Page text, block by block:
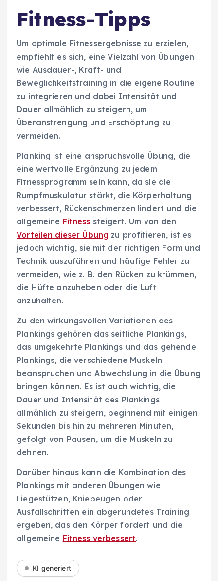
Fitness-Tipps
Um optimale Fitnessergebnisse zu erzielen,
empfiehlt es sich, eine Vielzahl von Übungen
wie Ausdauer-, Kraft- und
Beweglichkeitstraining in die eigene Routine
zu integrieren und dabei Intensität und
Dauer allmählich zu steigern, um
Überanstrengung und Erschöpfung zu
vermeiden.
Planking ist eine anspruchsvolle Übung, die
eine wertvolle Ergänzung zu jedem
Fitnessprogramm sein kann, da sie die
Rumpfmuskulatur stärkt, die Körperhaltung
verbessert, Rückenschmerzen lindert und die
allgemeine Fitness steigert. Um von den
Vorteilen dieser Übung zu profitieren, ist es
jedoch wichtig, sie mit der richtigen Form und
Technik auszuführen und häufige Fehler zu
vermeiden, wie z. B. den Rücken zu krümmen,
die Hüfte anzuheben oder die Luft
anzuhalten.
Zu den wirkungsvollen Variationen des
Plankings gehören das seitliche Plankings,
das umgekehrte Plankings und das gehende
Plankings, die verschiedene Muskeln
beanspruchen und Abwechslung in die Übung
bringen können. Es ist auch wichtig, die
Dauer und Intensität des Plankings
allmählich zu steigern, beginnend mit einigen
Sekunden bis hin zu mehreren Minuten,
gefolgt von Pausen, um die Muskeln zu
dehnen.
Darüber hinaus kann die Kombination des
Plankings mit anderen Übungen wie
Liegestützen, Kniebeugen oder
Ausfallschritten ein abgerundetes Training
ergeben, das den Körper fordert und die
allgemeine Fitness verbessert.
KI generiert